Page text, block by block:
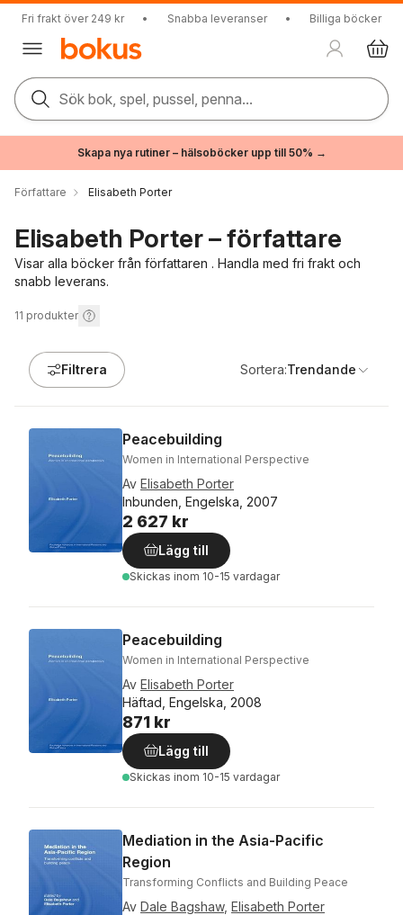
Fri frakt över 249 kr • Snabba leveranser • Billiga böcker
Sök bok, spel, pussel, penna...
Skapa nya rutiner – hälsoböcker upp till 50% →
Författare Elisabeth Porter
Elisabeth Porter – författare
Visar alla böcker från författaren . Handla med fri frakt och
snabb leverans.
11 produkter
Filtrera Sortera:Trendande
Peacebuilding
Women in International Perspective
Av Elisabeth Porter
Inbunden, Engelska, 2007
2 627 kr
Lägg till
Skickas inom 10-15 vardagar
Peacebuilding
Women in International Perspective
Av Elisabeth Porter
Häftad, Engelska, 2008
871 kr
Lägg till
Skickas inom 10-15 vardagar
Mediation in the Asia-Pacific
Region
Transforming Conflicts and Building Peace
Av Dale Bagshaw, Elisabeth Porter